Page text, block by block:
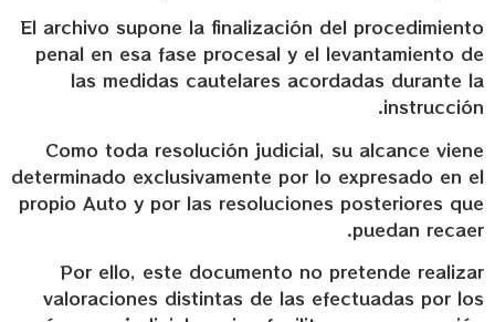
El archivo supone la finalización del procedimiento
penal en esa fase procesal y el levantamiento de
las medidas cautelares acordadas durante la
instrucción.
Como toda resolución judicial, su alcance viene
determinado exclusivamente por lo expresado en el
propio Auto y por las resoluciones posteriores que
puedan recaer.
Por ello, este documento no pretende realizar
valoraciones distintas de las efectuadas por los